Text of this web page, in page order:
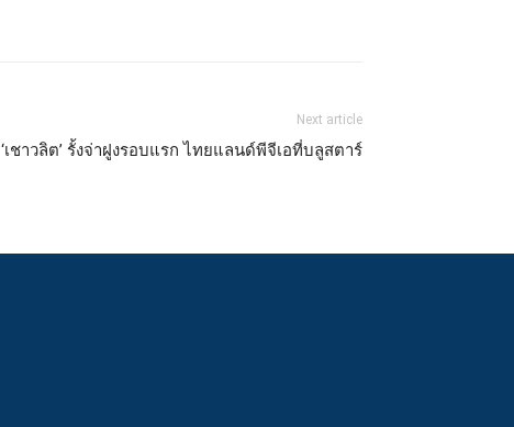
Next article
‘เชาวลิต’ รั้งจ่าฝูงรอบแรก ไทยแลนด์พีจีเอที่บลูสตาร์